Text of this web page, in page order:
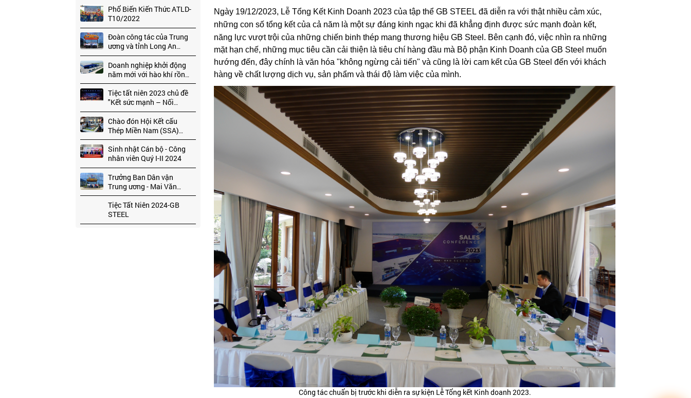
Phổ Biến Kiến Thức ATLD-
T10/2022
Đoàn công tác của Trung
ương và tỉnh Long An
thăm, làm việc tại Nhà
máy Global Benjamin
Steel (GB Steel)
Doanh nghiệp khởi động
năm mới với hào khí rồng
bay | Báo Long An
Tiệc tất niên 2023 chủ đề
"Kết sức mạnh – Nối
thành công" tại Nhà máy
GB STEEL
Chào đón Hội Kết cấu
Thép Miền Nam (SSA)
chúc Tết hội viên & tổ
chức Tiệc Tân Niên 2024
tại GB STEEL
Sinh nhật Cán bộ - Công
nhân viên Quý I-II 2024
Trưởng Ban Dân vận
Trung ương - Mai Văn
Chính thăm Nhà máy GB
STEEL
Tiệc Tất Niên 2024-GB
STEEL
Ngày 19/12/2023, Lễ Tổng Kết Kinh Doanh 2023 của tập thể GB STEEL đã diễn ra với thật nhiều cảm xúc,
những con số tổng kết của cả năm là một sự đáng kinh ngạc khi đã khẳng định được sức mạnh đoàn kết,
năng lực vượt trội của những chiến binh thép mang thương hiệu GB Steel. Bên cạnh đó, việc nhìn ra những
mặt hạn chế, những mục tiêu cần cải thiện là tiêu chí hàng đầu mà Bộ phận Kinh Doanh của GB Steel muốn
hướng đến, đây chính là văn hóa "không ngừng cải tiến" và cũng là lời cam kết của GB Steel đến với khách
hàng về chất lượng dịch vụ, sản phẩm và thái độ làm việc của mình.
Công tác chuẩn bị trước khi diễn ra sự kiện Lễ Tổng kết Kinh doanh 2023.